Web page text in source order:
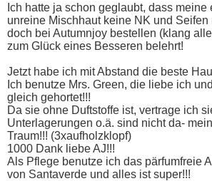
Ich hatte ja schon geglaubt, dass meine
unreine Mischhaut keine NK und Seifen
doch bei Autumnjoy bestellen (klang
zum Glück eines Besseren belehrt!
Jetzt habe ich mit Abstand die beste
Ich benutze Mrs. Green, die liebe ich
gleich gehortet!!!
Da sie ohne Duftstoffe ist, vertrage ich
Unterlagerungen o.ä. sind nicht da-
Traum!!! (3xaufholzklopf)
1000 Dank liebe AJ!!!
Als Pflege benutze ich das pärfumfreie
von Santaverde und alles ist super!!!